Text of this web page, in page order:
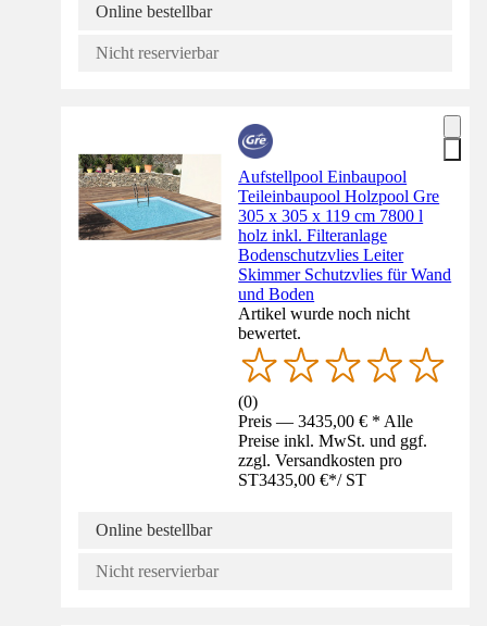
Online bestellbar
Nicht reservierbar
Aufstellpool Einbaupool
Teileinbaupool Holzpool Gre
305 x 305 x 119 cm 7800 l
holz inkl. Filteranlage
Bodenschutzvlies Leiter
Skimmer Schutzvlies für Wand
und Boden
Artikel wurde noch nicht
bewertet.
(0)
Preis — 3435,00 € * Alle
Preise inkl. MwSt. und ggf.
zzgl. Versandkosten pro
ST3435,00 €*/ ST
Online bestellbar
Nicht reservierbar